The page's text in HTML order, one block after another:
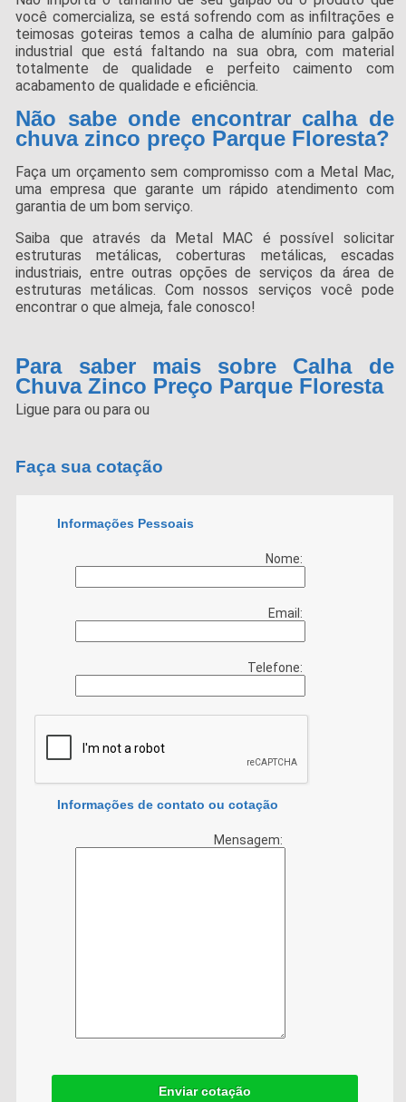
você comercializa, se está sofrendo com as infiltrações e
teimosas goteiras temos a calha de alumínio para galpão
industrial que está faltando na sua obra, com material
totalmente de qualidade e perfeito caimento com
acabamento de qualidade e eficiência.
Não sabe onde encontrar calha de
chuva zinco preço Parque Floresta?
Faça um orçamento sem compromisso com a Metal Mac,
uma empresa que garante um rápido atendimento com
garantia de um bom serviço.
Saiba que através da Metal MAC é possível solicitar
estruturas metálicas, coberturas metálicas, escadas
industriais, entre outras opções de serviços da área de
estruturas metálicas. Com nossos serviços você pode
encontrar o que almeja, fale conosco!
Para saber mais sobre Calha de
Chuva Zinco Preço Parque Floresta
Ligue paraou paraou
Faça sua cotação
Informações Pessoais
Nome:
Email:
Telefone:
Informações de contato ou cotação
Mensagem:
Enviar cotação